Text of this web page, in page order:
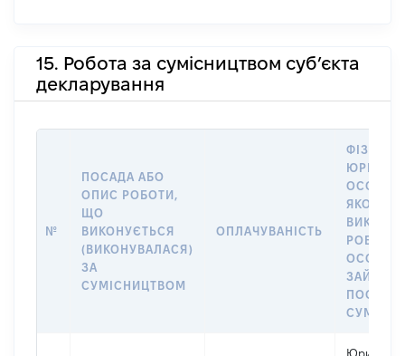
15. Робота за сумісництвом суб’єкта
декларування
№
ПОСАДА АБО
ОПИС РОБОТИ,
ЩО
ВИКОНУЄТЬСЯ
(ВИКОНУВАЛАСЯ)
ЗА
СУМІСНИЦТВОМ
ОПЛАЧУВАНІСТЬ
ОСОБА,
ЯКОЇ
РОБОТА
ОСОБА
ПОСАДУ
Юридична